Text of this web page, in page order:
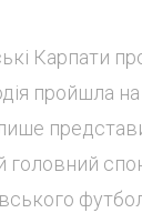
Карпати
пройшла